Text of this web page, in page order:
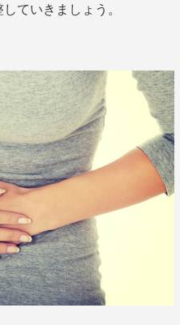
ていきましょう。